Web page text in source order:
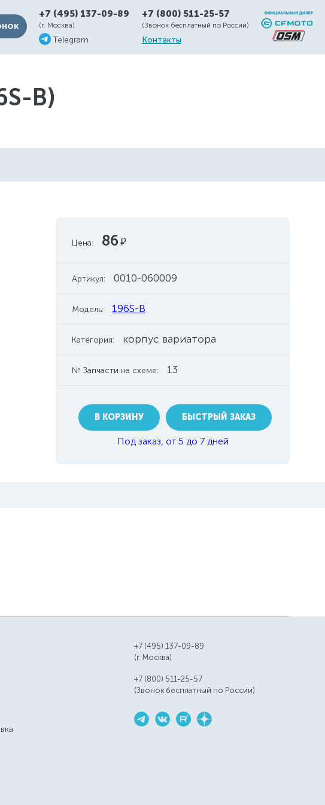
+7 (495) 137-09-89
(г. Москва)
Telegram
+7 (800) 511-25-57
(Звонок бесплатный по России)
Контакты
B)
Цена: 86руб.
Артикул: 0010-060009
Модель: 196S-B
Категория: корпус вариатора
№ Запчасти на схеме: 13
В КОРЗИНУ БЫСТРЫЙ ЗАКАЗ
Под заказ, от 5 до 7 дней
+7 (495) 137-09-89
(г. Москва)
+7 (800) 511-25-57
(Звонок бесплатный по России)